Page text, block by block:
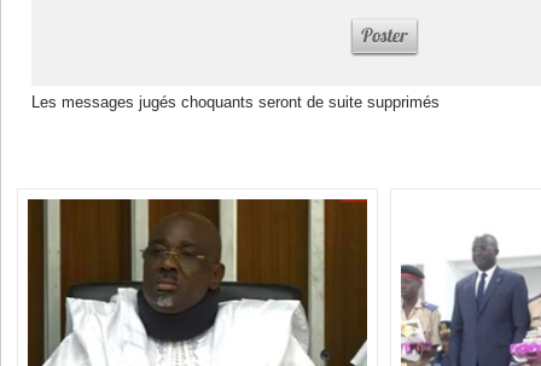
Les messages jugés choquants seront de suite supprimés